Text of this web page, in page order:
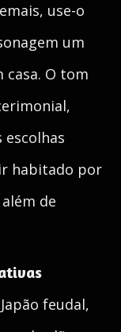
use-o
um
casa. O tom
habitado por
de
feudal,